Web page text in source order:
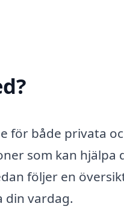
för både privata
som kan hjälpa
följer en
din vardag.